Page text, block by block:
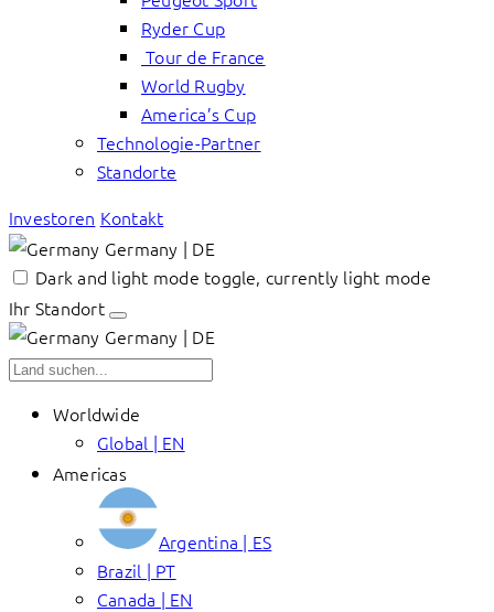
Ryder Cup
Tour de France
World Rugby
America’s Cup
Technologie-Partner
Standorte
Investoren Kontakt
Germany | DE
Dark and light mode toggle, currently light mode
Ihr Standort
Germany | DE
Worldwide
Global | EN
Americas
Argentina | ES
Brazil | PT
Canada | EN